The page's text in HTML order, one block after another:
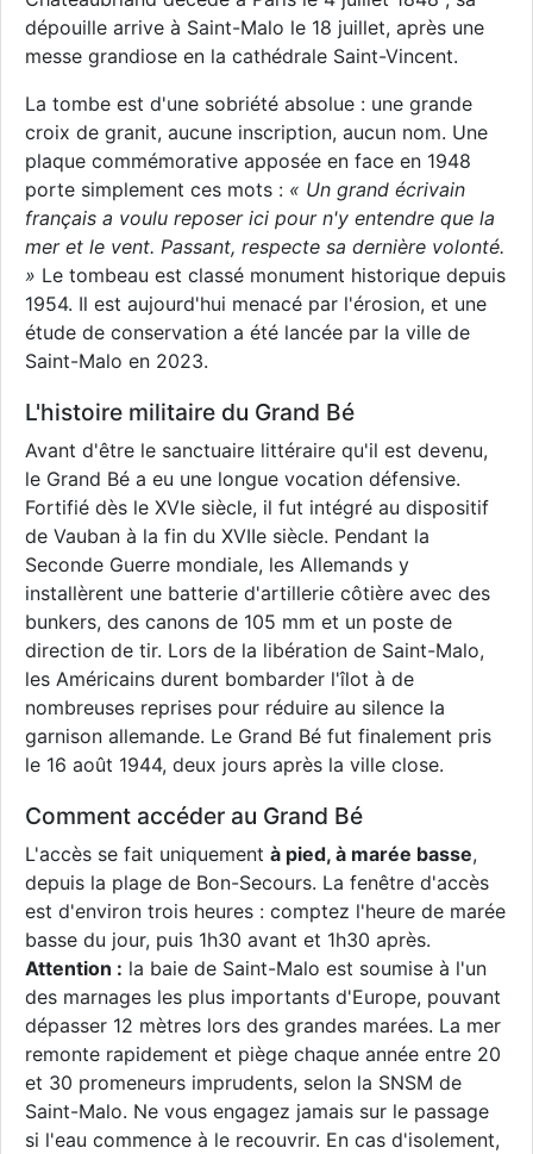
dépouille arrive à Saint-Malo le 18 juillet, après une
messe grandiose en la cathédrale Saint-Vincent.
La tombe est d'une sobriété absolue : une grande
croix de granit, aucune inscription, aucun nom. Une
plaque commémorative apposée en face en 1948
porte simplement ces mots : « Un grand écrivain
français a voulu reposer ici pour n'y entendre que la
mer et le vent. Passant, respecte sa dernière volonté.
» Le tombeau est classé monument historique depuis
1954. Il est aujourd'hui menacé par l'érosion, et une
étude de conservation a été lancée par la ville de
Saint-Malo en 2023.
L'histoire militaire du Grand Bé
Avant d'être le sanctuaire littéraire qu'il est devenu,
le Grand Bé a eu une longue vocation défensive.
Fortifié dès le XVIe siècle, il fut intégré au dispositif
de Vauban à la fin du XVIIe siècle. Pendant la
Seconde Guerre mondiale, les Allemands y
installèrent une batterie d'artillerie côtière avec des
bunkers, des canons de 105 mm et un poste de
direction de tir. Lors de la libération de Saint-Malo,
les Américains durent bombarder l'îlot à de
nombreuses reprises pour réduire au silence la
garnison allemande. Le Grand Bé fut finalement pris
le 16 août 1944, deux jours après la ville close.
Comment accéder au Grand Bé
L'accès se fait uniquement à pied, à marée basse,
depuis la plage de Bon-Secours. La fenêtre d'accès
est d'environ trois heures : comptez l'heure de marée
basse du jour, puis 1h30 avant et 1h30 après.
Attention : la baie de Saint-Malo est soumise à l'un
des marnages les plus importants d'Europe, pouvant
dépasser 12 mètres lors des grandes marées. La mer
remonte rapidement et piège chaque année entre 20
et 30 promeneurs imprudents, selon la SNSM de
Saint-Malo. Ne vous engagez jamais sur le passage
si l'eau commence à le recouvrir. En cas d'isolement,